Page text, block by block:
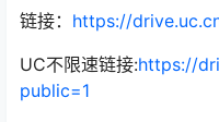
链接： https://
UC不限速链接:https://
public=1